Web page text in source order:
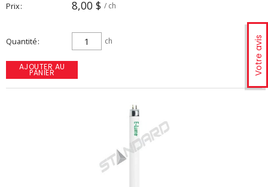
Votre avis
Prix 8,00 $ / ch
Quantité ch
AJOUTER AU
PANIER